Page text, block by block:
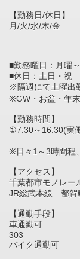
【勤務日/休日】
月/火/水/木/金
■勤務曜日：月曜
■休日：土日・祝
※隔週にて土曜出
※GW・お盆・年
【勤務時間】
①7:30～16:30(実
※日々1～3時間程
【アクセス】
千葉都市モノレ
JR総武本線 都賀
【通勤手段】
車通勤可
303
バイク通勤可